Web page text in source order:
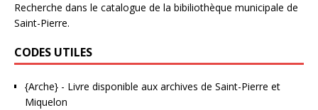
Recherche dans le catalogue de la bibiliothèque municipale de
Saint-Pierre.
CODES UTILES
{Arche} - Livre disponible aux archives de Saint-Pierre et
Miquelon